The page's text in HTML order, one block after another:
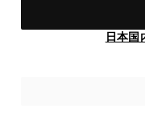
日本国